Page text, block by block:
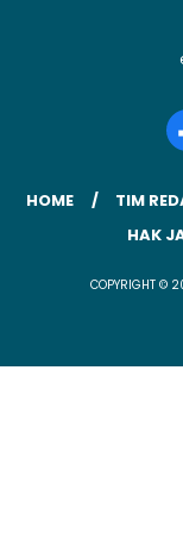
HOME TIM
HAK
COPYRIGHT ©